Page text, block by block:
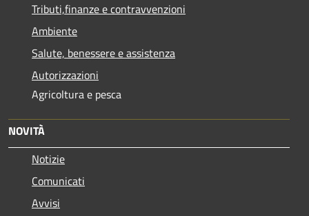
Tributi,finanze e contravvenzioni
Ambiente
Salute, benessere e assistenza
Autorizzazioni
Agricoltura e pesca
NOVITÀ
Notizie
Comunicati
Avvisi